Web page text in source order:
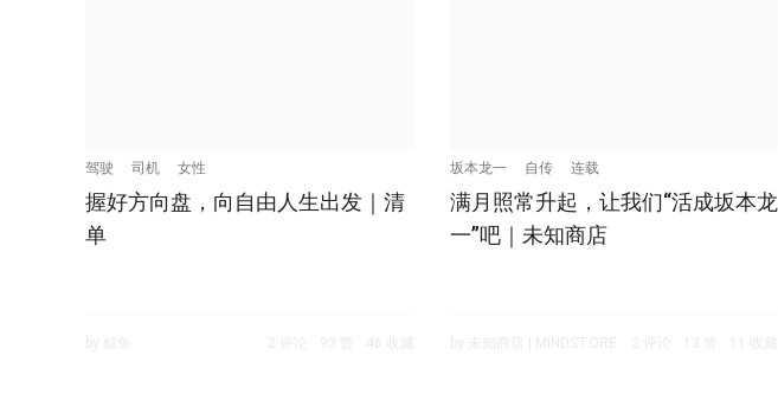
驾驶 司机 女性
握好方向盘，向自由人生出发｜清
单
坂本龙一 自传 连载
满月照常升起，让我们“活成坂本龙
一”吧｜未知商店